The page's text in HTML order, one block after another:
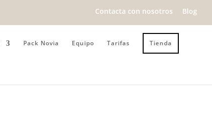
Contacta con nosotros Blog
Pack Novia Equipo Tarifas Tienda